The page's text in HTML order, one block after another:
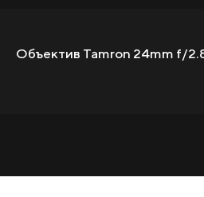
Объектив Tamron 24mm f/